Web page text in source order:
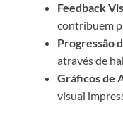
Feedback
contribuem
Progressão
através de
Gráficos de
visual